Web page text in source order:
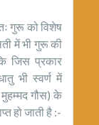
गुरू को विशेष
में भी गुरू की
जिस प्रकार
भी स्वर्ण में
मुहम्मद गौस) के
हो जाती है :-